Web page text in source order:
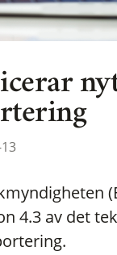
4.3 av det